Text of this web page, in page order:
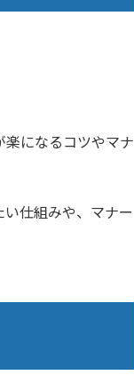
になるコツやマナ
仕組みや、マナー